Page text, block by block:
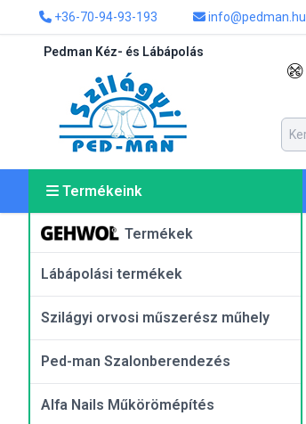
+36-70-94-93-193 info@pedman.hu
Pedman Kéz- és Lábápolás
Termékeink
Termékek
Lábápolási termékek
Szilágyi orvosi műszerész műhely
Ped-man Szalonberendezés
Alfa Nails Műkörömépítés